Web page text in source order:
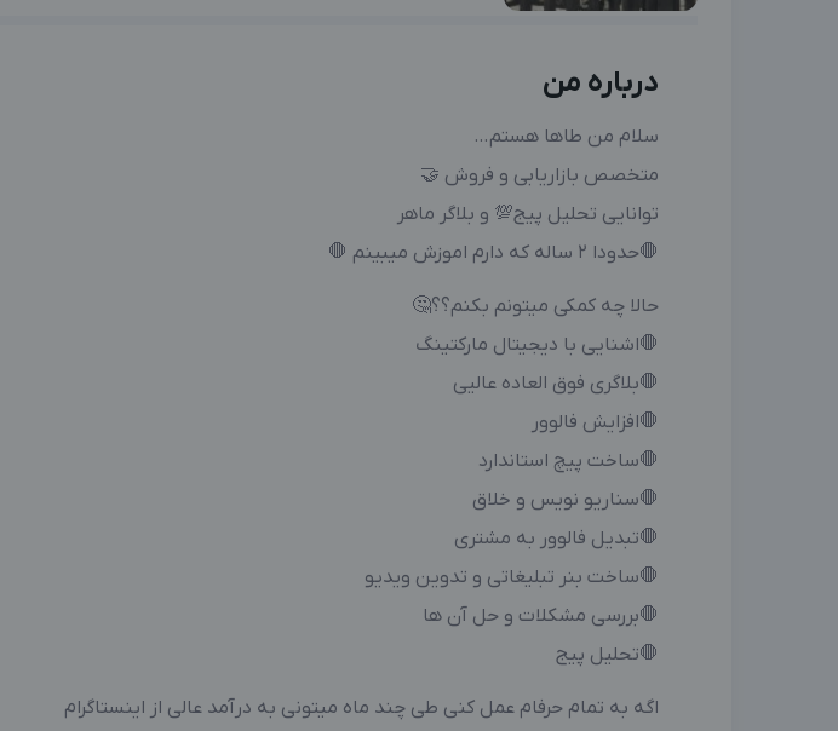
درباره من
سلام من طاها هستم…
متخصص بازاریابی و فروش 🤝
توانایی تحلیل پیج💯 و بلاگر ماهر
🛑حدودا ۲ ساله که دارم اموزش میبینم 🛑
حالا چه کمکی میتونم بکنم؟؟🤔
🛑اشنایی با دیجیتال مارکتینگ
🛑بلاگری فوق العاده عالیی
🛑افزایش فالوور
🛑ساخت پیچ استاندارد
🛑سناریو نویس و خلاق
🛑تبدیل فالوور به مشتری
🛑ساخت بنر تبلیغاتی و تدوین ویدیو
🛑بررسی مشکلات و حل آن ها
🛑تحلیل پیج
اگه به تمام حرفام عمل کنی طی چند ماه میتونی به درآمد عالی از اینستاگرام